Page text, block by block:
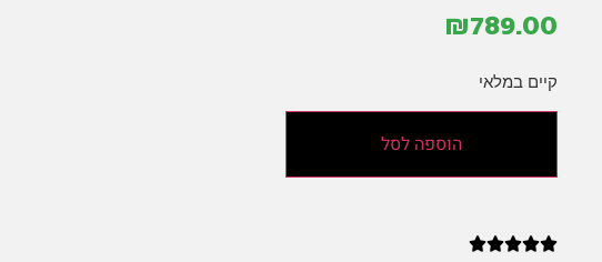
₪789.00
קיים במלאי
הוספה לסל




